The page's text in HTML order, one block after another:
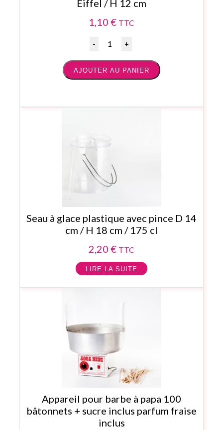
Eiffel / H 12 cm
1,10 € TTC
Quantité
AJOUTER AU PANIER
Seau à glace plastique avec pince D 14
cm / H 18 cm / 175 cl
2,20 € TTC
LIRE LA SUITE
Appareil pour barbe à papa 100
bâtonnets + sucre inclus parfum fraise
inclus